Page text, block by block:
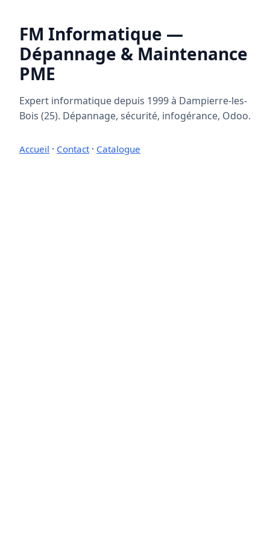
FM Informatique —
Dépannage & Maintenance
PME
Expert informatique depuis 1999 à Dampierre-les-
Bois (25). Dépannage, sécurité, infogérance, Odoo.
Accueil · Contact· Catalogue